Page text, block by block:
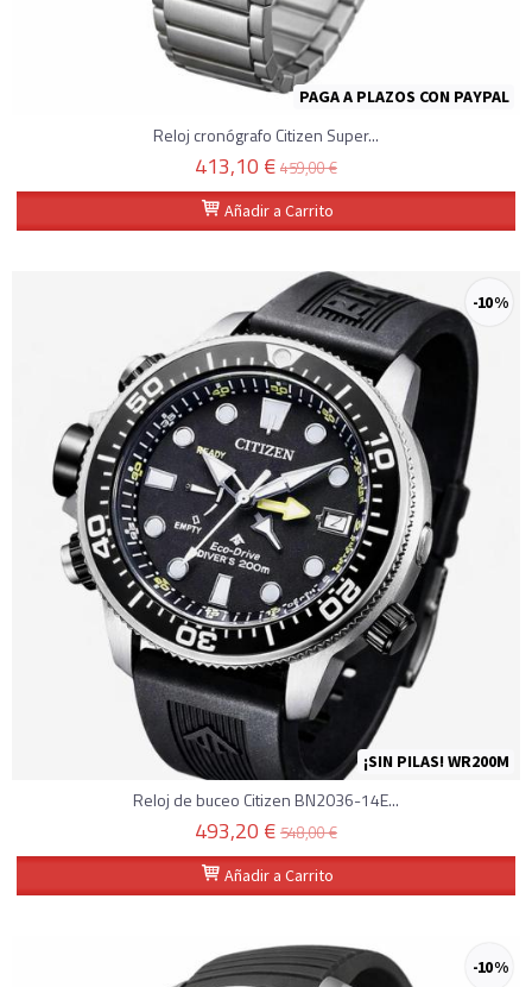
PAGA A PLAZOS CON PAYPAL
Reloj cronógrafo Citizen Super...
413,10 € 459,00 €
Añadir a Carrito
¡SIN PILAS! WR200M
-10 %
Reloj de buceo Citizen BN2036-14E...
493,20 € 548,00 €
Añadir a Carrito
-10 %